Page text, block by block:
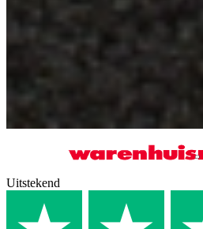
Uitstekend